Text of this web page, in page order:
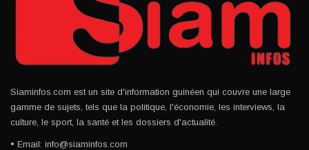
Siaminfos.com est un site d'information guinéen qui couvre une large
gamme de sujets, tels que la politique, l'économie, les interviews, la
culture, le sport, la santé et les dossiers d'actualité.
• Email: info@siaminfos.com